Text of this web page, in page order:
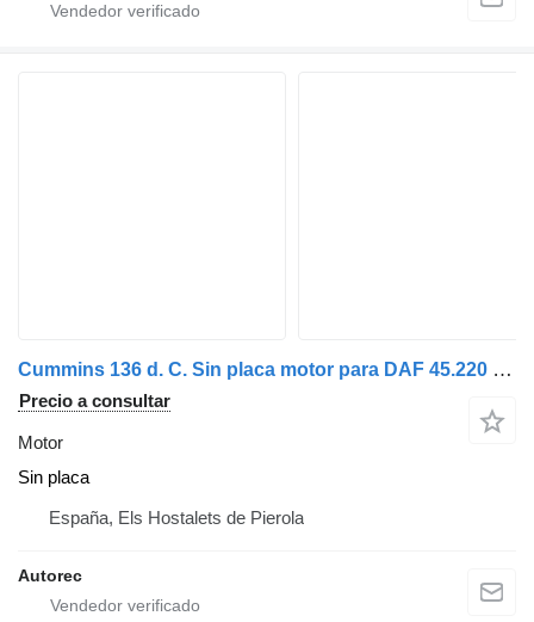
Cummins 136 d. C. Sin placa motor para DAF 45.220 camión
Precio a consultar
Motor
Sin placa
España, Els Hostalets de Pierola
Autorec